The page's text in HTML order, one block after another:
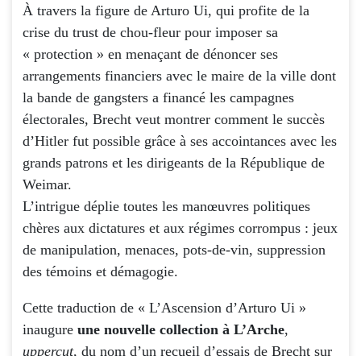
À travers la figure de Arturo Ui, qui profite de la
crise du trust de chou-fleur pour imposer sa
« protection » en menaçant de dénoncer ses
arrangements financiers avec le maire de la ville dont
la bande de gangsters a financé les campagnes
électorales, Brecht veut montrer comment le succès
d’Hitler fut possible grâce à ses accointances avec les
grands patrons et les dirigeants de la République de
Weimar.
L’intrigue déplie toutes les manœuvres politiques
chères aux dictatures et aux régimes corrompus : jeux
de manipulation, menaces, pots-de-vin, suppression
des témoins et démagogie.
Cette traduction de « L’Ascension d’Arturo Ui »
inaugure une nouvelle collection à L’Arche,
uppercut, du nom d’un recueil d’essais de Brecht sur